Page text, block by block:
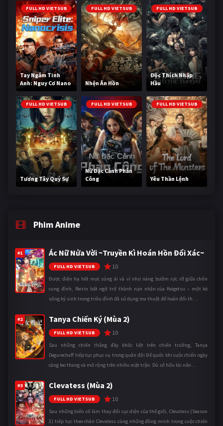
FULL HD VIETSUB
Tay Ngắm Tinh
Anh: Nguy Cơ Nano
FULL HD VIETSUB
Nhện Ăn Hồn
FULL HD VIETSUB
Độc Thích Nhập
Hầu
FULL HD VIETSUB
Tương Tây Quỷ Sự
FULL HD VIETSUB
Nữ Đặc Cảnh Phản
Công
FULL HD VIETSUB
Yêu Thần Lệnh
Phim Anime
#1 Ác Nữ Nửa Vời ~Truyền Kì Hoán Hồn Đổi Xác~
FULL HD VIETSUB 10
Được điện hạ hết mực sủng ái và ví như nàng bướm rực rỡ giữa chốn
cung đình, Reirin bất ngờ trở thành nạn nhân của Keigetsu – một kẻ
sống ký sinh trong triều đình đã sử dụng ma thuật để hoán đổi th ...
#2 Tanya Chiến Ký (Mùa 2)
FULL HD VIETSUB 10
Sau những chiến thắng đầy khốc liệt trên chiến trường, Tanya
Degurechaff tiếp tục phục vụ trong quân đội Đế quốc khi cuộc chiến ngày
càng leo thang và mở rộng trên nhiều mặt trận. Dù sở hữu tài năn ...
#3 Clevatess (Mùa 2)
FULL HD VIETSUB 10
Sau những biến cố làm thay đổi cục diện của thế giới, Clevatess (Season
2) tiếp tục theo chân Clevatess cùng những đồng minh trong cuộc chiến